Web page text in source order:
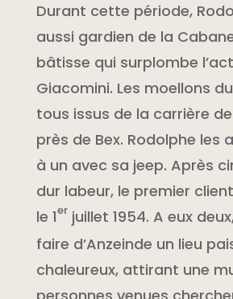
Durant cette période,
aussi gardien de la
bâtisse qui surplombe
Giacomini. Les moellons
tous issus de la carrière
près de Bex. Rodolphe les
à un avec sa jeep. Après
dur labeur, le premier
le 1er juillet 1954. A eux
faire d’Anzeinde un lieu
chaleureux, attirant une